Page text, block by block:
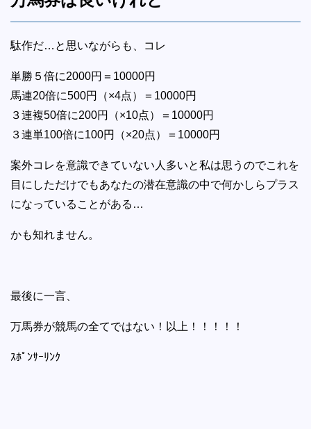
駄作だ…と思いながらも、コレ
単勝５倍に2000円＝10000円
馬連20倍に500円（×4点）＝10000円
３連複50倍に200円（×10点）＝10000円
３連単100倍に100円（×20点）＝10000円
案外コレを意識できていない人多いと私は思うのでこれを
目にしただけでもあなたの潜在意識の中で何かしらプラス
になっていることがある…
かも知れません。
最後に一言、
万馬券が競馬の全てではない！以上！！！！！
ｽﾎﾟﾝｻｰﾘﾝｸ